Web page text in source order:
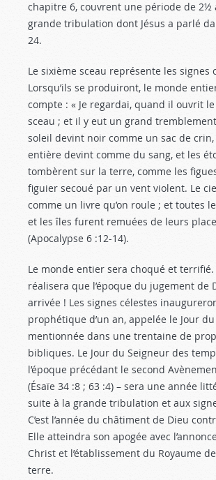
chapitre 6, couvrent une période de 2½
grande tribulation dont Jésus a parlé
24.
Le sixième sceau représente les signes
Lorsqu’ils se produiront, le monde
compte : « Je regardai, quand il ouvrit
sceau ; et il y eut un grand
soleil devint noir comme un sac de
entière devint comme du sang, et les
tombèrent sur la terre, comme les
figuier secoué par un vent violent. Le
comme un livre qu’on roule ; et toutes
et les îles furent remuées de leurs
(Apocalypse 6 :12-14).
Le monde entier sera choqué et terrifié.
réalisera que l’époque du jugement de
arrivée ! Les signes célestes
prophétique d’un an, appelée le Jour
mentionnée dans une trentaine de
bibliques. Le Jour du Seigneur des
l’époque précédant le second
(Ésaïe 34 :8 ; 63 :4) – sera une année
suite à la grande tribulation et aux
C’est l’année du châtiment de Dieu
Elle atteindra son apogée avec
Christ et l’établissement du Royaume
terre.